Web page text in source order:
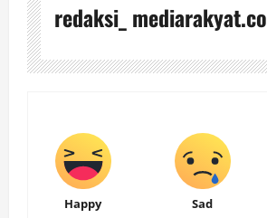
redaksi_ mediarakyat.co
Happy Sad